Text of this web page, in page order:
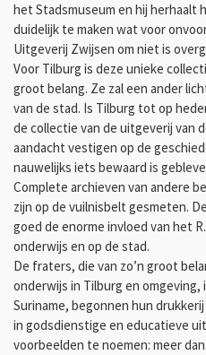
het Stadsmuseum en hij herhaalt
duidelijk te maken wat voor
Uitgeverij Zwijsen om niet is
Voor Tilburg is deze unieke
groot belang. Ze zal een ander
van de stad. Is Tilburg tot op
de collectie van de uitgeverij van
aandacht vestigen op de
nauwelijks iets bewaard is
Complete archieven van andere
zijn op de vuilnisbelt gesmeten.
goed de enorme invloed van het
onderwijs en op de stad.
De fraters, die van zo’n groot
onderwijs in Tilburg en omgeving,
Suriname, begonnen hun
in godsdienstige en educatieve
voorbeelden te noemen: meer